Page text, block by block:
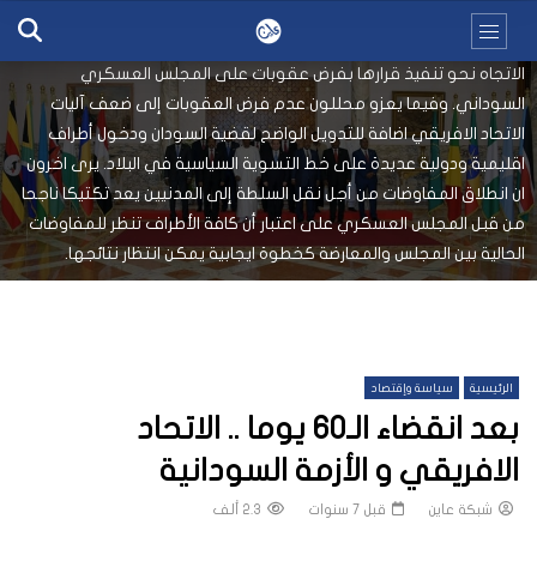
الافريقي والمحددة بستين يوما للمجلس العسكري في السودان الى نقل
السلطة الى المدنيين في البلاد، لم يبادر إلى الدول الأعضاء الرغبة في
الاتجاه نحو تنفيذ قرارها بفرض عقوبات على المجلس العسكري
السوداني. وفيما يعزو محللون عدم فرض العقوبات إلى ضعف آليات
الاتحاد الافريقي اضافة للتدويل الواضح لقضية السودان ودخول أطراف
اقليمية ودولية عديدة على خط التسوية السياسية في البلاد. يرى اخرون
ان انطلاق المفاوضات من أجل نقل السلطة إلى المدنيين يعد تكتيكا ناجحا
من قبل المجلس العسكري على اعتبار أن كافة الأطراف تنظر للمفاوضات
الحالية بين المجلس والمعارضة كخطوة ايجابية يمكن انتظار نتائجها.
الرئيسية سياسة وإقتصاد
بعد انقضاء الـ60 يوما .. الاتحاد
الافريقي و الأزمة السودانية
شبكة عاين قبل 7 سنوات 2.3 ألف